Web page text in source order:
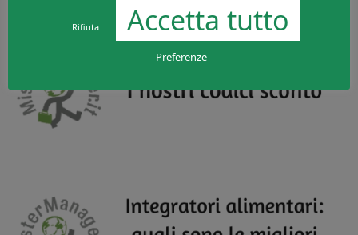
Rifiuta Accetta tutto
Preferenze